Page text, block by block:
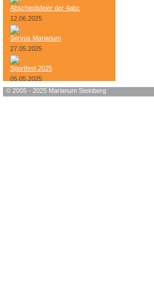
Abschiedsfeier der 4abc
12.06.2025
Servus Marianum
27.05.2025
Sportfest 2025
05.05.2025
Bundesheer-Tag
© 2005 - 2025 Marianum Steinberg